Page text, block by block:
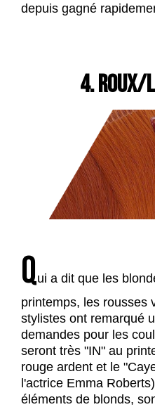
depuis gagné
4. ROUX/
Qui a dit que les
printemps, les rousses
stylistes ont remarqué
demandes pour les
seront très "IN" au
rouge ardent et le
l'actrice Emma
éléments de blonds,